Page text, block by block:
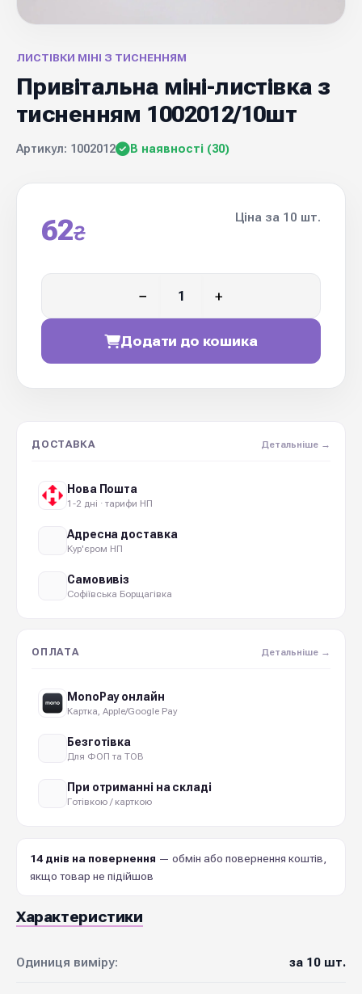
ЛИСТІВКИ МІНІ З ТИСНЕННЯМ
Привітальна міні-листівка з
тисненням 1002012/10шт
Артикул: 1002012 В наявності (30)
62₴
Ціна за 10 шт.
− +
Додати до кошика
ДОСТАВКА Детальніше →
Нова Пошта
1-2 дні · тарифи НП
Адресна доставка
Кур'єром НП
Самовивіз
Софіївська Борщагівка
ОПЛАТА Детальніше →
MonoPay онлайн
Картка, Apple/Google Pay
Безготівка
Для ФОП та ТОВ
При отриманні на складі
Готівкою / карткою
14 днів на повернення — обмін або повернення коштів,
якщо товар не підійшов
Характеристики
Одиниця виміру: за 10 шт.